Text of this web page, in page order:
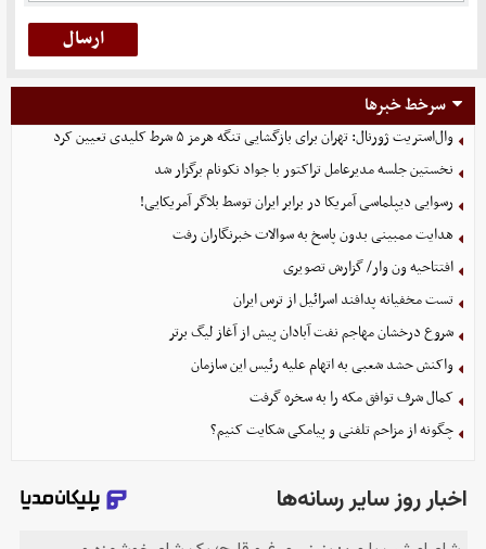
سرخط خبرها
وال‌استریت ژورنال: تهران برای بازگشایی تنگه هرمز ۵ شرط کلیدی تعیین کرد
نخستین جلسه مدیرعامل تراکتور با جواد نکونام برگزار شد
رسوایی دیپلماسی آمریکا در برابر ایران توسط بلاگر آمریکایی!
هدایت ممبینی بدون پاسخ به سوالات خبرنگاران رفت
افتتاحیه ون وار/ گزارش تصویری
تست مخفیانه پدافند اسرائیل از ترس ایران
شروع درخشان مهاجم نفت آبادان پیش از آغاز لیگ برتر
واکنش حشد شعبی به اتهام‌ علیه رئیس این سازمان
کمال شرف توافق مکه را به سخره گرفت
چگونه از مزاحم تلفنی و پیامکی شکایت کنیم؟